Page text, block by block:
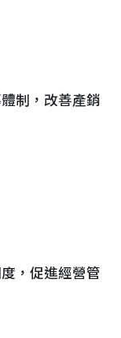
制，改善產銷
，促進經營管